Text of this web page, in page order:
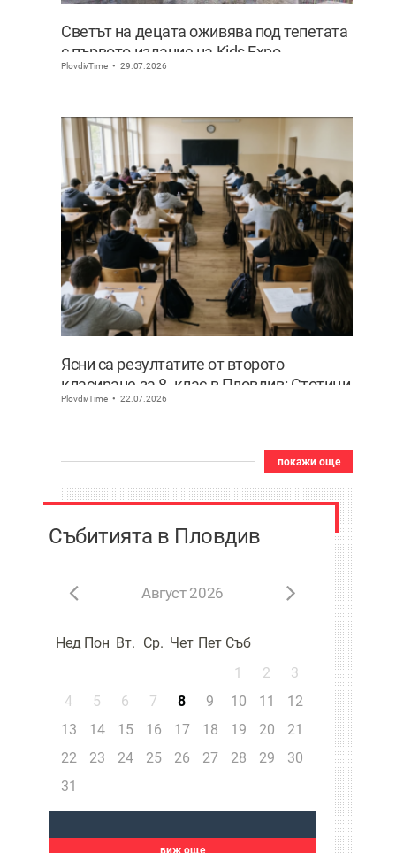
Светът на децата оживява под тепетата
с първото издание на Kids Expo
PlovdivTime 29.07.2026
Ясни са резултатите от второто
класиране за 8. клас в Пловдив: Стотици
ученици сбъднаха мечтата си за по-
PlovdivTime 22.07.2026
покажи още
Събитията в Пловдив
Август 2026
Нед Пон Вт. Ср. Чет Пет Съб
1
2
3
4
5 6 7 8 9 10 11
12
13
14 15 16 17 18 19 20
21
22
23 24 25 26 27 28 29
30
31
виж още